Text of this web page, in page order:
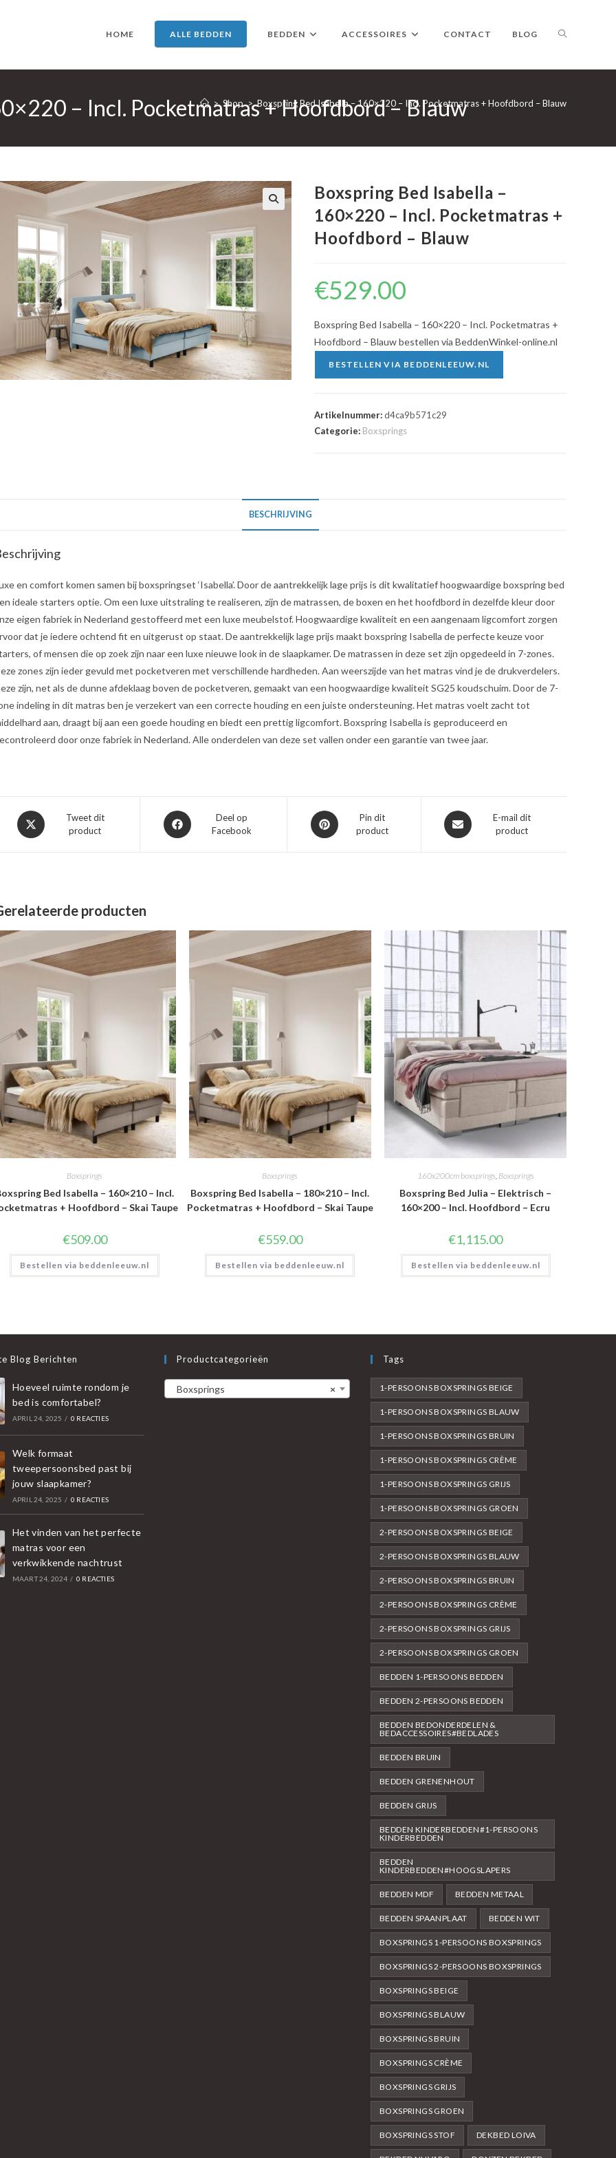
HOME ALLE BEDDEN BEDDEN ACCESSOIRES CONTACT BLOG TOGGLE
WEBSITE
– Incl. Pocketmatras + Hoofdbord – Blauw
> Shop > Boxspring Bed Isabella – 160×220 – Incl. Pocketmatras + Hoofdbord – Blauw
Boxspring Bed Isabella –
160×220 – Incl. Pocketmatras +
Hoofdbord – Blauw
€529.00
Boxspring Bed Isabella – 160×220 – Incl. Pocketmatras +
Hoofdbord – Blauw bestellen via BeddenWinkel-online.nl
BESTELLEN VIA BEDDENLEEUW.NL
Artikelnummer:d4ca9b571c29
Categorie: Boxsprings
BESCHRIJVING
en comfort komen samen bij boxspringset ‘Isabella’. Door de aantrekkelijk lage prijs is dit kwalitatief hoogwaardige boxspring bed
ideale starters optie. Om een luxe uitstraling te realiseren, zijn de matrassen, de boxen en het hoofdbord in dezelfde kleur door
eigen fabriek in Nederland gestoffeerd met een luxe meubelstof. Hoogwaardige kwaliteit en een aangenaam ligcomfort zorgen
dat je iedere ochtend fit en uitgerust op staat. De aantrekkelijk lage prijs maakt boxspring Isabella de perfecte keuze voor
of mensen die op zoek zijn naar een luxe nieuwe look in de slaapkamer. De matrassen in deze set zijn opgedeeld in 7-zones.
zones zijn ieder gevuld met pocketveren met verschillende hardheden. Aan weerszijde van het matras vind je de drukverdelers.
zijn, net als de dunne afdeklaag boven de pocketveren, gemaakt van een hoogwaardige kwaliteit SG25 koudschuim. Door de 7-
indeling in dit matras ben je verzekert van een correcte houding en een juiste ondersteuning. Het matras voelt zacht tot
aan, draagt bij aan een goede houding en biedt een prettig ligcomfort. Boxspring Isabella is geproduceerd en
door onze fabriek in Nederland. Alle onderdelen van deze set vallen onder een garantie van twee jaar.
Opent
in
Tweet dit
product
Opent
in
Deel op
Facebook
Opent
in
Pin dit
product
Opent
in
E-mail dit
product
producten
Boxsprings
Bed Isabella – 160×210 – Incl.
+ Hoofdbord – Skai Taupe
€509.00
Bestellen via beddenleeuw.nl
Boxsprings
Boxspring Bed Isabella – 180×210 – Incl.
Pocketmatras + Hoofdbord – Skai Taupe
€559.00
Bestellen via beddenleeuw.nl
160x200cm boxsprings, Boxsprings
Boxspring Bed Julia – Elektrisch –
160×200 – Incl. Hoofdbord – Ecru
€1,115.00
Bestellen via beddenleeuw.nl
Blog Berichten
Hoeveel ruimte rondom je
bed is comfortabel?
APRIL 24, 2025 / 0 REACTIES
Welk formaat
tweepersoonsbed past bij
jouw slaapkamer?
APRIL 24, 2025 / 0 REACTIES
Het vinden van het perfecte
matras voor een
verkwikkende nachtrust
MAART 24, 2024 / 0 REACTIES
Productcategorieën
×
Boxsprings
Tags
1-PERSOONS BOXSPRINGS BEIGE
1-PERSOONS BOXSPRINGS BLAUW
1-PERSOONS BOXSPRINGS BRUIN
1-PERSOONS BOXSPRINGS CRÈME
1-PERSOONS BOXSPRINGS GRIJS
1-PERSOONS BOXSPRINGS GROEN
2-PERSOONS BOXSPRINGS BEIGE
2-PERSOONS BOXSPRINGS BLAUW
2-PERSOONS BOXSPRINGS BRUIN
2-PERSOONS BOXSPRINGS CRÈME
2-PERSOONS BOXSPRINGS GRIJS
2-PERSOONS BOXSPRINGS GROEN
BEDDEN 1-PERSOONS BEDDEN
BEDDEN 2-PERSOONS BEDDEN
BEDDEN BEDONDERDELEN &
BEDACCESSOIRES#BEDLADES
BEDDEN BRUIN
BEDDEN GRENENHOUT
BEDDEN GRIJS
BEDDEN KINDERBEDDEN#1-PERSOONS
KINDERBEDDEN
BEDDEN
KINDERBEDDEN#HOOGSLAPERS
BEDDEN MDF BEDDEN METAAL
BEDDEN SPAANPLAAT BEDDEN WIT
BOXSPRINGS 1-PERSOONS BOXSPRINGS
BOXSPRINGS 2-PERSOONS BOXSPRINGS
BOXSPRINGS BEIGE
BOXSPRINGS BLAUW
BOXSPRINGS BRUIN
BOXSPRINGS CRÈME
BOXSPRINGS GRIJS
BOXSPRINGS GROEN
BOXSPRINGS STOF DEKBED LOIVA